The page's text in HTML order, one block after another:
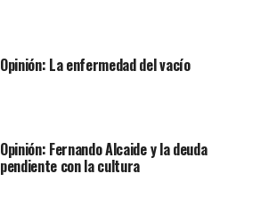
Opinión: La enfermedad del vacío
Opinión: Fernando Alcaide y la deuda
pendiente con la cultura